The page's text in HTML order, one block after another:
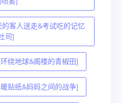
客人送走&考试吃的记忆
司]
绕地球&阁楼的青椒田]
贴纸&妈妈之间的战争]